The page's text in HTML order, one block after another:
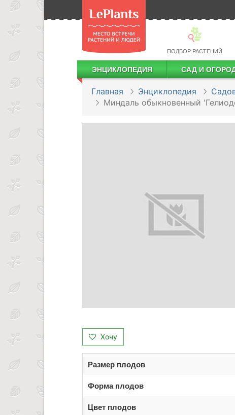
ПОДБОР РАСТЕНИЙ
ЭНЦИКЛОПЕДИЯ САД И
Главная Энциклопедия
Миндаль обыкновенный
Хочу
Размер плодов
Форма плодов
Цвет плодов